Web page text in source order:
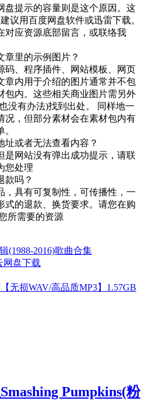
盘提示的容量则是这个原因。这
议用百度网盘软件或迅雷下载。
对应资源底部留言，或联络我
章里的示例图片？
码、程序插件、网站模板、网页
章内用于介绍的图片通常并不包
包内。这些相关商业图片需另外
没有办法)找到出处。 同样地一
况，但部分素材会在素材包内有
址或者无法查看内容？
是网站没有弹出成功提示，请联
您处理
款吗？
，具有可复制性，可传播性，一
式的退款、换货要求。请您在购
所需要的资源
(1988-2016)歌曲合集
网盘下载
无损WAV/高品质MP3】1.57GB
Pumpkins(粉